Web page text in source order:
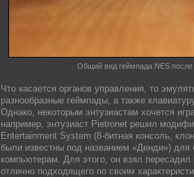
Общий вид геймпада NES после
Что касается органов управления, то
разнообразные геймпады, а также
Однако, некоторым энтузиастам хочется
например, энтузиаст Pietronet решил
Entertainment System (8-битная консоль,
были известны под названием «Денди»)
компьютерам. Для этого, он взял пересадил
отлично подходящего по своим